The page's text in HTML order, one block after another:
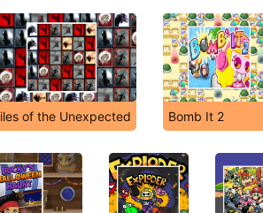
of the Unexpected Bomb It 2